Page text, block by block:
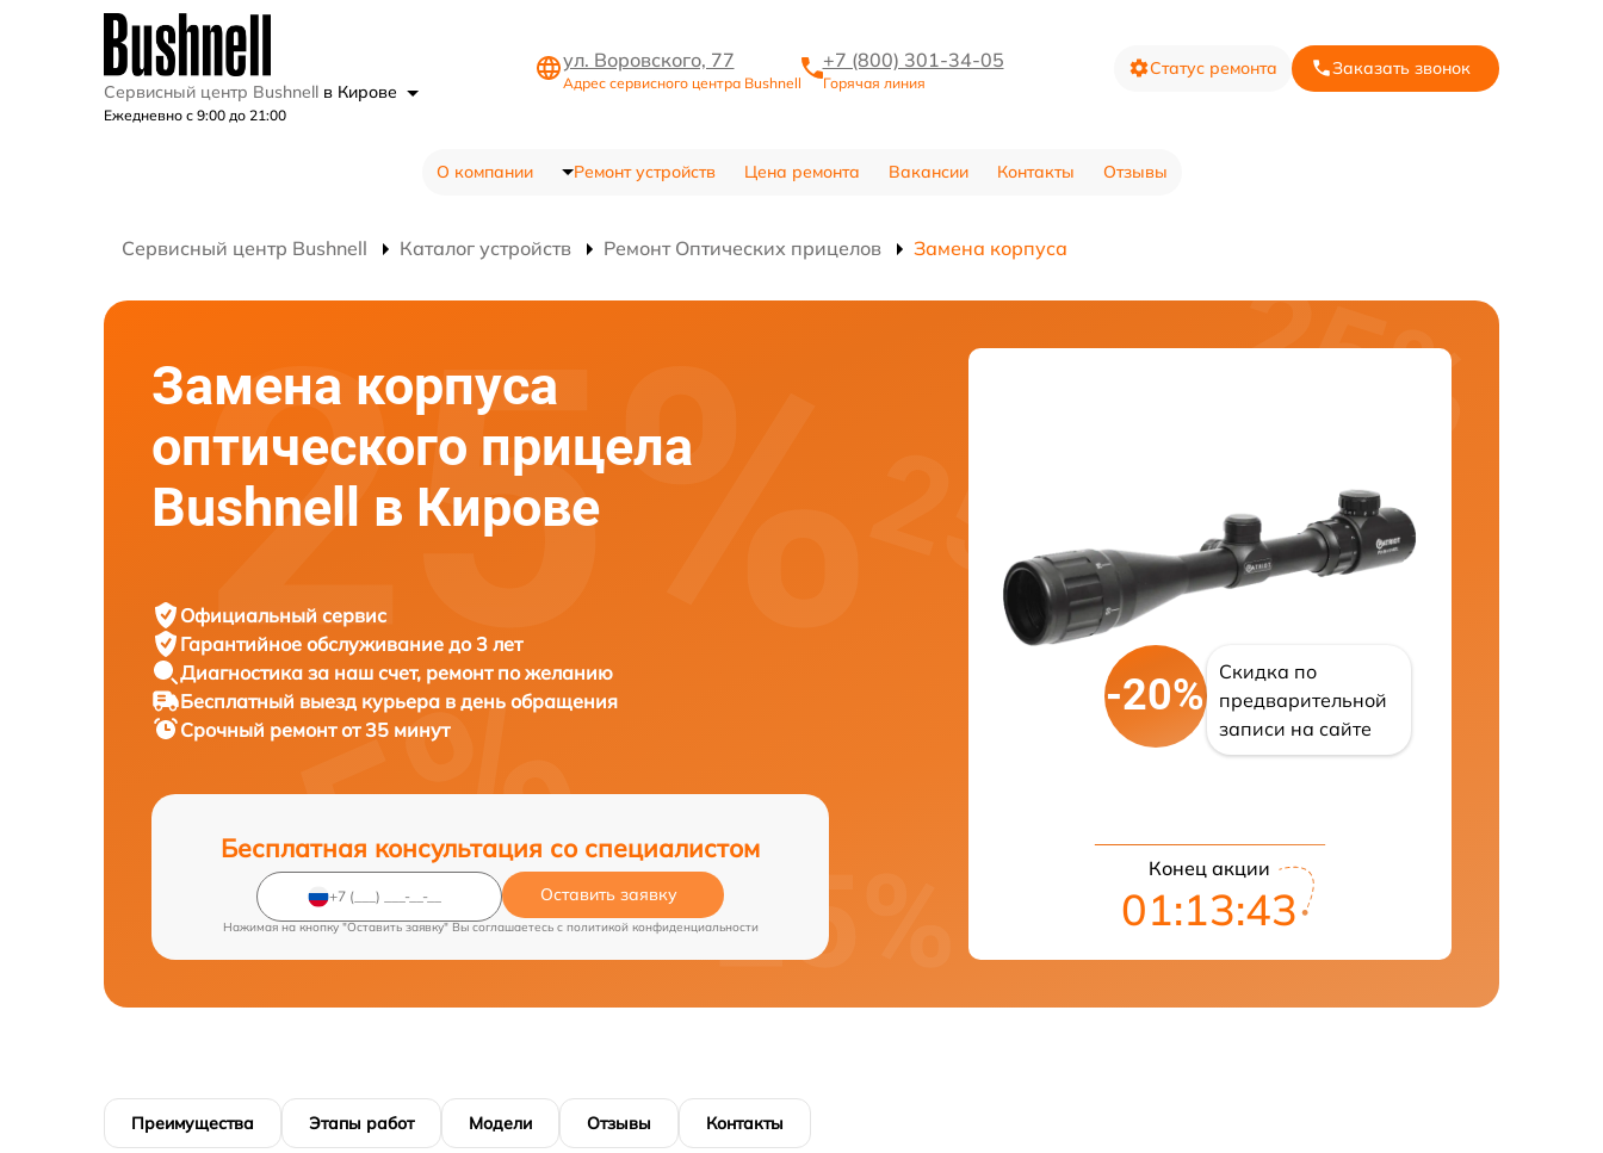
Сервисный центр Bushnell в Кирове
Ежедневно с 9:00 до 21:00
ул. Воровского, 77
Адрес сервисного центра Bushnell
+7 (800) 301-34-05
Горячая линия
Статус ремонта Заказать звонок
О компании Ремонт устройств Цена ремонта Вакансии Контакты Отзывы
Сервисный центр Bushnell Каталог устройств Ремонт Оптических прицелов Замена корпуса
Замена корпуса
оптического прицела
Bushnell в Кирове
Официальный сервис
Гарантийное обслуживание до 3 лет
Диагностика за наш счет, ремонт по желанию
Бесплатный выезд курьера в день обращения
Срочный ремонтот 35 минут
Бесплатная консультация со специалистом
Оставить заявку
Нажимая на кнопку "Оставить заявку" Вы соглашаетесь c политикой конфиденциальности
-20%
Скидка по
предварительной
записи на сайте
Конец акции
01:13:42
Преимущества Этапы работ Модели Отзывы Контакты